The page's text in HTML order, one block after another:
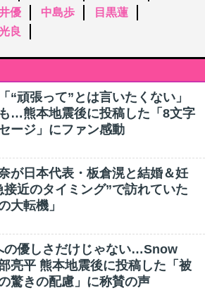
優 中島歩
目黒蓮
良
“頑張って”とは言いたくない」
…熊本地震後に投稿した「8文字
ージ」にファン感動
が日本代表・板倉滉と結婚＆妊
接近のタイミング”で訪れていた
大転機」
の優しさだけじゃない…Snow
亮平 熊本地震後に投稿した「被
驚きの配慮」に称賛の声